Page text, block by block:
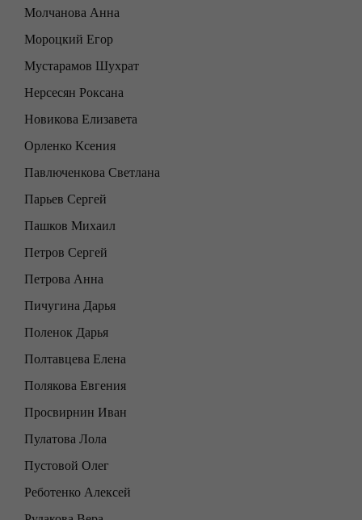
Молчанова Анна
Мороцкий Егор
Мустарамов Шухрат
Нерсесян Роксана
Новикова Елизавета
Орленко Ксения
Павлюченкова Светлана
Парьев Сергей
Пашков Михаил
Петров Сергей
Петрова Анна
Пичугина Дарья
Поленок Дарья
Полтавцева Елена
Полякова Евгения
Просвирнин Иван
Пулатова Лола
Пустовой Олег
Реботенко Алексей